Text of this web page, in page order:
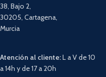
38, Bajo 2,
30205, Cartagena,
Murcia
Atención al cliente:L a V de 10
a 14h y de 17 a 20h